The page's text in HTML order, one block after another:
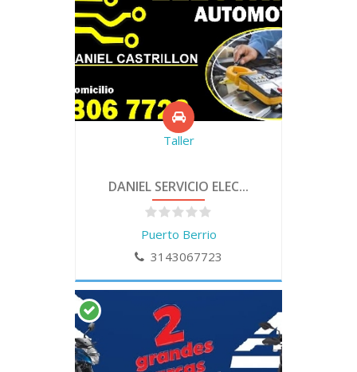
Taller
DANIEL SERVICIO ELEC...
Puerto Berrio
3143067723